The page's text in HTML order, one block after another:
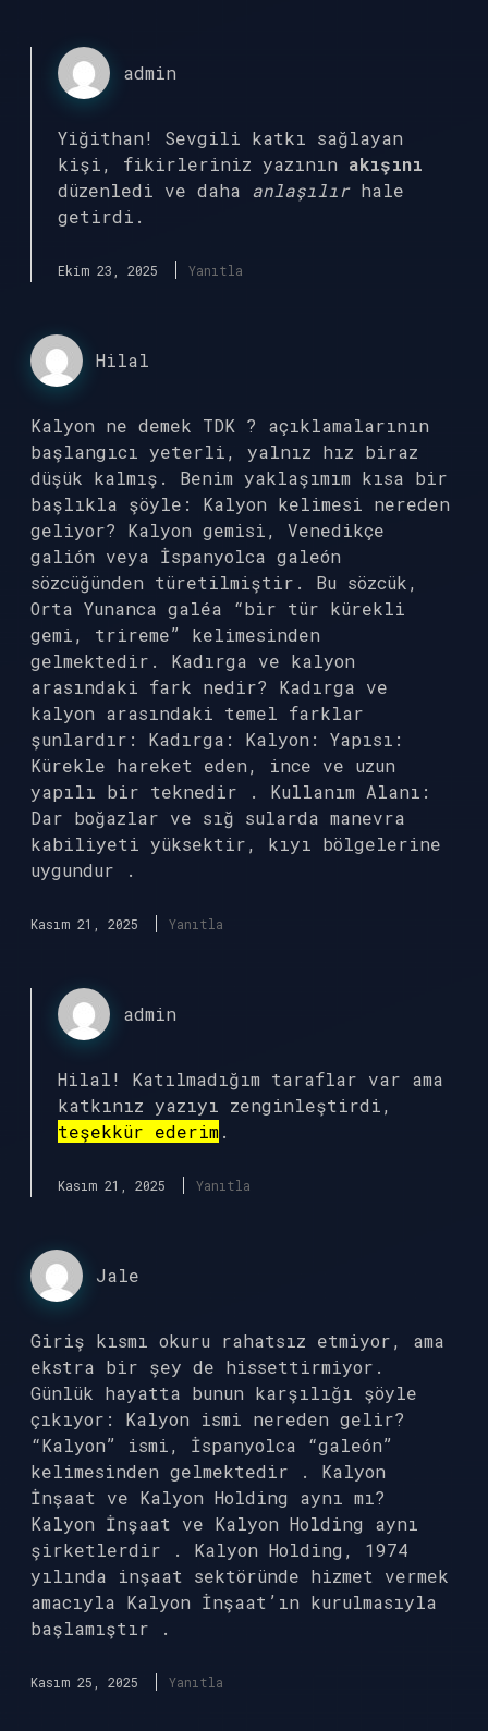
admin
Yiğithan! Sevgili katkı sağlayan
kişi, fikirleriniz yazının akışını
düzenledi ve daha anlaşılırhale
getirdi.
Ekim 23, 2025 Yanıtla
Hilal
Kalyon ne demek TDK ? açıklamalarının
başlangıcı yeterli, yalnız hız biraz
düşük kalmış. Benim yaklaşımım kısa bir
başlıkla şöyle: Kalyon kelimesi nereden
geliyor? Kalyon gemisi, Venedikçe
galión veya İspanyolca galeón
sözcüğünden türetilmiştir. Bu sözcük,
Orta Yunanca galéa “bir tür kürekli
gemi, trireme” kelimesinden
gelmektedir. Kadırga ve kalyon
arasındaki fark nedir? Kadırga ve
kalyon arasındaki temel farklar
şunlardır: Kadırga: Kalyon: Yapısı:
Kürekle hareket eden, ince ve uzun
yapılı bir teknedir . Kullanım Alanı:
Dar boğazlar ve sığ sularda manevra
kabiliyeti yüksektir, kıyı bölgelerine
uygundur .
Kasım 21, 2025 Yanıtla
admin
Hilal! Katılmadığım taraflar var ama
katkınız yazıyı zenginleştirdi,
teşekkür ederim.
Kasım 21, 2025 Yanıtla
Jale
Giriş kısmı okuru rahatsız etmiyor, ama
ekstra bir şey de hissettirmiyor.
Günlük hayatta bunun karşılığı şöyle
çıkıyor: Kalyon ismi nereden gelir?
“Kalyon” ismi, İspanyolca “galeón”
kelimesinden gelmektedir . Kalyon
İnşaat ve Kalyon Holding aynı mı?
Kalyon İnşaat ve Kalyon Holding aynı
şirketlerdir . Kalyon Holding, 1974
yılında inşaat sektöründe hizmet vermek
amacıyla Kalyon İnşaat’ın kurulmasıyla
başlamıştır .
Kasım 25, 2025 Yanıtla